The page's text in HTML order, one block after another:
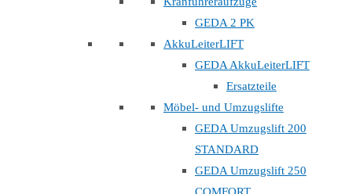
GEDA 2 PK
AkkuLeiterLIFT
GEDA AkkuLeiterLIFT
Ersatzteile
Möbel- und Umzugslifte
GEDA Umzugslift 200
STANDARD
GEDA Umzugslift 250